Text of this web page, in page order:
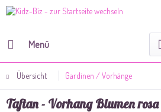
Menü
Übersicht Gardinen / Vorhänge
Taftan - Vorhang Blumen rosa